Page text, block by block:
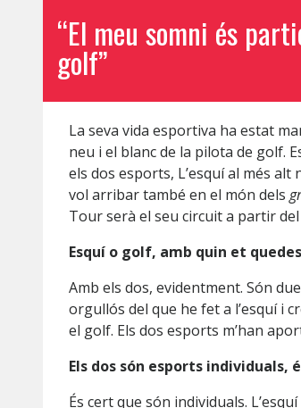
“El meu somni és
golf”
La seva vida esportiva ha estat
neu i el blanc de la pilota de golf.
els dos esports, L’esquí al més
vol arribar també en el món dels
Tour serà el seu circuit a partir
Esquí o golf, amb quin et
Amb els dos, evidentment. Són
orgullós del que he fet a l’esquí i
el golf. Els dos esports m’han
Els dos són esports individuals,
És cert que són individuals.